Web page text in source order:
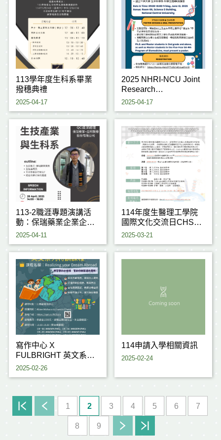
113學年度生科系畢業
撥穗典禮
2025-04-17
2025 NHRI-NCU Joint
Research
Conference(~5/12)
2025-04-17
113-2職涯專題演講活
動：保瑞藥業企業企業
講
2025-04-11
114年度生醫理工學院
國際文化交流日CHST x
Fulbright International
2025-03-21
寫作中心 X
FULBRIGHT 英文系列
特訓課程
2025-02-26
114申請入學相關資訊
2025-02-24
1 2 3 4 5 6 7
8 9